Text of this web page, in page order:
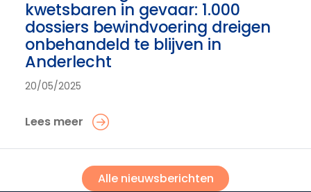
kwetsbaren in gevaar: 1.000
dossiers bewindvoering dreigen
onbehandeld te blijven in
Anderlecht
20/05/2025
Lees meer
Alle nieuwsberichten